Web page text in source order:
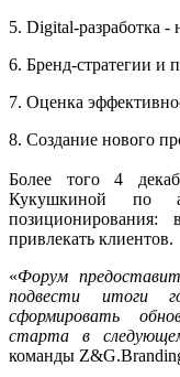
5. Digital-разработка
6. Бренд-стратегии и
7. Оценка
8. Создание нового
Более того 4
Кукушкиной по
привлекать клиентов.
«Форум
подвести итоги
сформировать
старта в
команды